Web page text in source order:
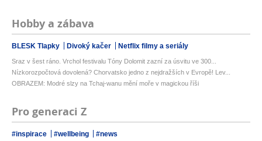
Hobby a zábava
BLESK Tlapky Divoký kačer Netflix filmy a seriály
Sraz v šest ráno. Vrchol festivalu Tóny Dolomit zazní za úsvitu ve 300...
Nízkorozpočtová dovolená? Chorvatsko jedno z nejdražších v Evropě! Lev...
OBRAZEM: Modré slzy na Tchaj-wanu mění moře v magickou říši
Pro generaci Z
#inspirace #wellbeing #news